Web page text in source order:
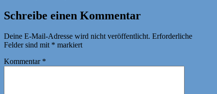
Schreibe einen Kommentar
Deine E-Mail-Adresse wird nicht veröffentlicht. Erforderliche
Felder sind mit * markiert
Kommentar *